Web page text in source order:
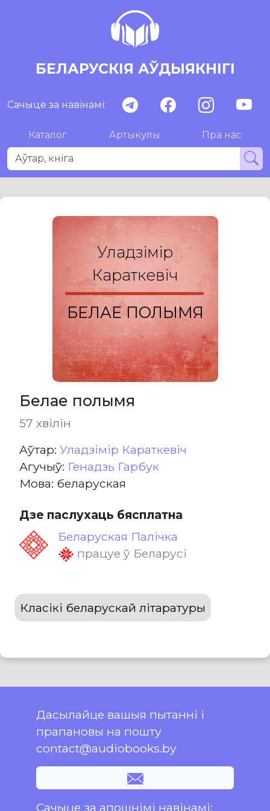
БЕЛАРУСКІЯ АЎДЫЯКНІГІ
Сачыце за навінамі:
Каталог Артыкулы Пра нас
Уладзімір
Караткевіч
БЕЛАЕ ПОЛЫМЯ
Белае полымя
57 хвілін
Aўтар: Уладзімір Караткевіч
Агучыў: Генадзь Гарбук
Мова: беларуская
Дзе паслухаць бясплатна
Беларуская Палічка
працуе ў Беларусі
Класікі беларускай літаратуры
Дасылайце вашыя пытанні і
прапановы на пошту
contact@audiobooks.by
Сачыце за апошнімі навінамі: